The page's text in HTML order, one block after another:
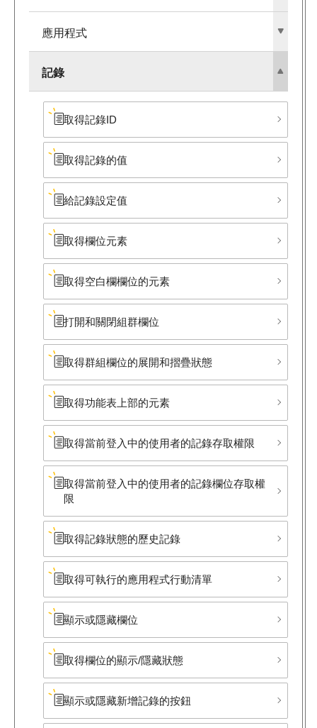
應用程式
記錄
取得記錄ID
取得記錄的值
給記錄設定值
取得欄位元素
取得​空白欄欄位的元素
打開和關閉組群欄位
取得群組欄位的展開和摺疊狀態
取得功能表上部的元素
取得當前登入中的使用者的記錄存取權限
取得當前登入中的使用者的記錄欄位存取權
限
取得記錄狀態的歷史記錄
取得可執行的應用程式行動清單
顯示或隱藏欄位
取得欄位的顯示/隱藏狀態
顯示或隱藏新增記錄的按鈕